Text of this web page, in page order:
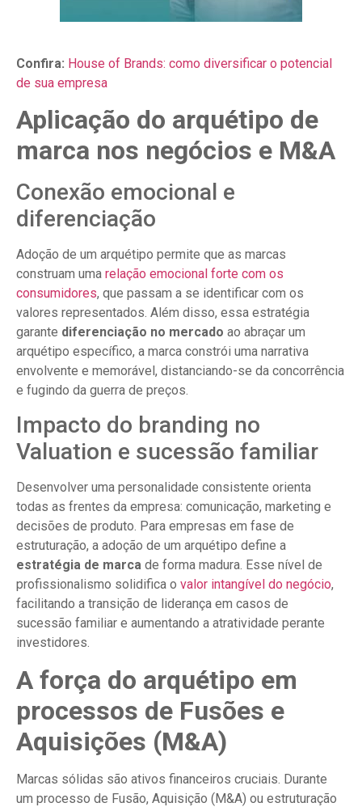
Confira: House of Brands: como diversificar o potencial
de sua empresa
Aplicação do arquétipo de
marca nos negócios e M&A
Conexão emocional e
diferenciação
Adoção de um arquétipo permite que as marcas
construam uma relação emocional forte com os
consumidores, que passam a se identificar com os
valores representados. Além disso, essa estratégia
garante diferenciação no mercado ao abraçar um
arquétipo específico, a marca constrói uma narrativa
envolvente e memorável, distanciando-se da concorrência
e fugindo da guerra de preços.
Impacto do branding no
Valuation e sucessão familiar
Desenvolver uma personalidade consistente orienta
todas as frentes da empresa: comunicação, marketing e
decisões de produto. Para empresas em fase de
estruturação, a adoção de um arquétipo define a
estratégia de marca de forma madura. Esse nível de
profissionalismo solidifica o valor intangível do negócio,
facilitando a transição de liderança em casos de
sucessão familiar e aumentando a atratividade perante
investidores.
A força do arquétipo em
processos de Fusões e
Aquisições (M&A)
Marcas sólidas são ativos financeiros cruciais. Durante
um processo de Fusão, Aquisição (M&A) ou estruturação